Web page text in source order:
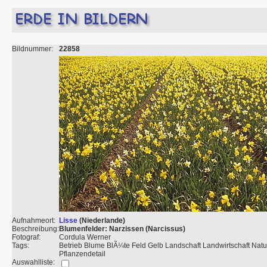
Bildnummer: 22858
Aufnahmeort: Lisse (Niederlande)
Beschreibung:Blumenfelder: Narzissen (Narcissus)
Fotograf:
Cordula Werner
Tags:
Betrieb Blume BlÃ¼te Feld Gelb Landschaft Landwirtschaft
Pflanzendetail
Auswahlliste: